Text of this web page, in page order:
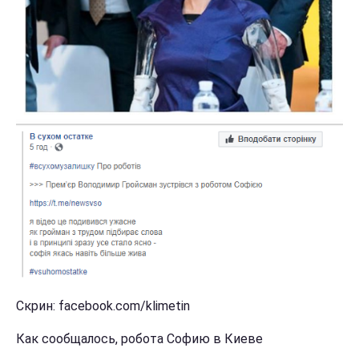
Скрин: facebook.com/klimetin
Как сообщалось, робота Софию в Киеве